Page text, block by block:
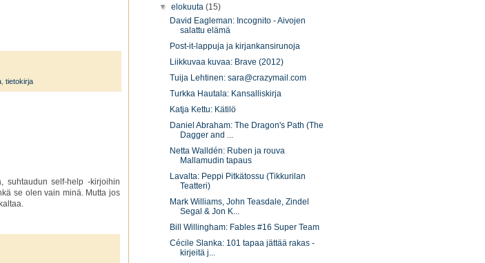
tietokirja
suhtaudun self-help -kirjoihin
se olen vain minä. Mutta jos
▼elokuuta(15)
David Eagleman: Incognito - Aivojen
salattu elämä
Post-it-lappuja ja kirjankansirunoja
Liikkuvaa kuvaa: Brave (2012)
Tuija Lehtinen: sara@crazymail.com
Turkka Hautala: Kansalliskirja
Katja Kettu: Kätilö
Daniel Abraham: The Dragon's Path (The
Dagger and ...
Netta Walldén: Ruben ja rouva
Mallamudin tapaus
Lavalta: Peppi Pitkätossu (Tikkurilan
Teatteri)
Mark Williams, John Teasdale, Zindel
Segal & Jon K...
Bill Willingham: Fables #16 Super Team
Cécile Slanka: 101 tapaa jättää rakas -
kirjeitä j...